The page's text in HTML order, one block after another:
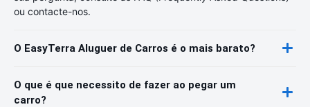
ou contacte-nos.
O EasyTerra Aluguer de Carros é o mais barato?
O que é que necessito de fazer ao pegar um
carro?